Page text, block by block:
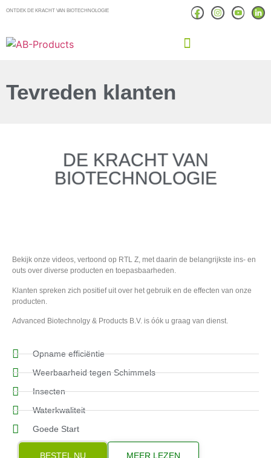
ONTDEK DE KRACHT VAN BIOTECHNOLOGIE
Tevreden klanten
DE KRACHT VAN
BIOTECHNOLOGIE
Bekijk onze videos, vertoond op RTL Z, met daarin de belangrijkste ins- en
outs over diverse producten en toepasbaarheden.
Klanten spreken zich positief uit over het gebruik en de effecten van onze
producten.
Advanced Biotechnolgy & Products B.V. is óók u graag van dienst.
Opname efficiëntie
Weerbaarheid tegen Schimmels
Insecten
Waterkwaliteit
Goede Start
BESTEL NU MEER LEZEN